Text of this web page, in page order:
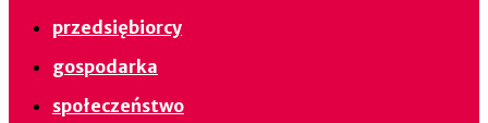
przedsiębiorcy
gospodarka
społeczeństwo